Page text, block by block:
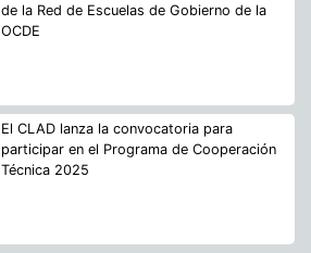
de la Red de Escuelas de Gobierno de la
OCDE
El CLAD lanza la convocatoria para
participar en el Programa de Cooperación
Técnica 2025